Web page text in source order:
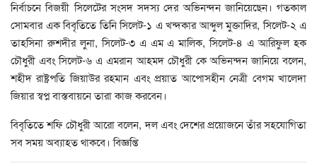
নির্বাচনে বিজয়ী সিলেটের সংসদ সদস্য দের অভিনন্দন জানিয়েছেন। গতকাল
সোমবার এক বিবৃতিতে তিনি সিলেট-১ এ খন্দকার আব্দুল মুক্তাদির, সিলেট-২ এ
তাহসিনা রুশদীর লুনা, সিলেট-৩ এ এম এ মালিক, সিলেট-৪ এ আরিফুল হক
চৌধুরী এবং সিলেট-৬ এ এমরান আহমদ চৌধুরী কে অভিনন্দন জানিয়ে বলেন,
শহীদ রাষ্ট্রপতি জিয়াউর রহমান এবং প্রয়াত আপোসহীন নেত্রী বেগম খালেদা
জিয়ার স্বপ্ন বাস্তবায়নে তারা কাজ করবেন।
বিবৃতিতে শফি চৌধুরী আরো বলেন, দল এবং দেশের প্রয়োজনে তাঁর সহযোগিতা
সব সময় অব্যাহত থাকবে। বিজ্ঞপ্তি